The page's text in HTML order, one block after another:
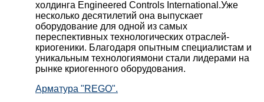
холдинга Engineered Controls International.Уже
несколько десятилетий она выпускает
оборудование для одной из самых
переспективных технологических отраслей-
криогеники. Благодаря опытным специалистам и
уникальным технологиямони стали лидерами на
рынке криогенного оборудования.
Арматура "REGO".